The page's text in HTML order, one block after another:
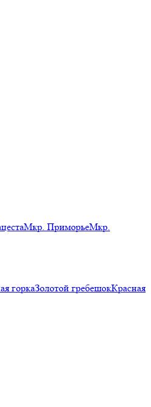
Мкр. ПриморьеМкр.
горкаЗолотой гребешокКрасная